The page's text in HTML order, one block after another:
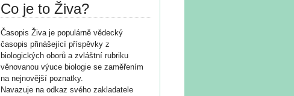
Co je to Živa?
Časopis Živa je populárně vědecký
časopis přinášející příspěvky z
biologických oborů a zvláštní rubriku
věnovanou výuce biologie se zaměřením
na nejnovější poznatky.
Navazuje na odkaz svého zakladatele